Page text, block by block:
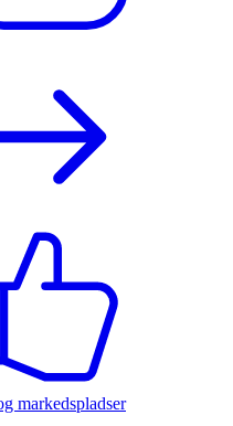
markedspladser